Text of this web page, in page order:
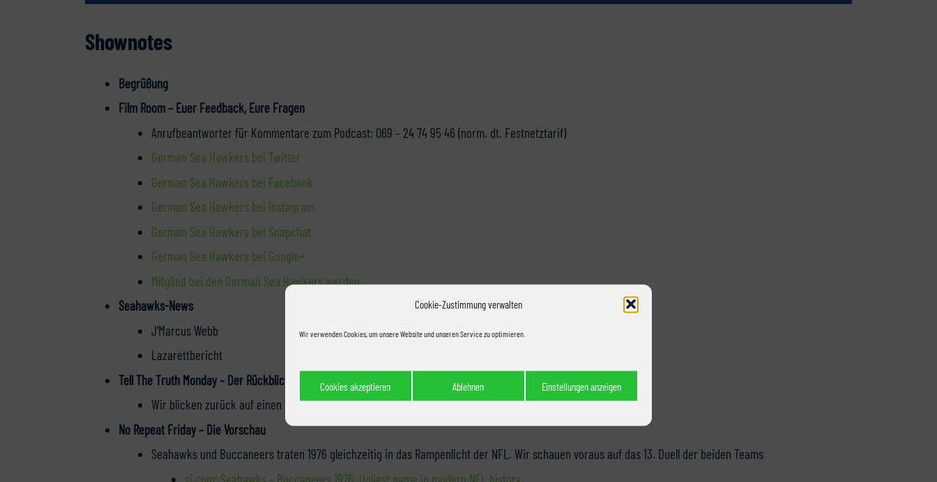
Cookie-Zustimmung verwalten
Wir verwenden Cookies, um unsere Website und unseren Service zu optimieren.
Cookies akzeptieren Ablehnen Einstellungen anzeigen
Shownotes
Begrüßung
Film Room – Euer Feedback, Eure Fragen
Anrufbeantworter für Kommentare zum Podcast: 069 – 24 74 95 46 (norm. dt. Festnetztarif)
German Sea Hawkers bei Twitter
German Sea Hawkers bei Facebook
German Sea Hawkers bei Instagram
German Sea Hawkers bei Snapchat
German Sea Hawkers bei Google+
Mitglied bei den German Sea Hawkers werden
Seahawks-News
J’Marcus Webb
Lazarettbericht
Tell The Truth Monday – Der Rückblick
Wir blicken zurück auf einen starken Heimsieg gegen die Philadelphia Eagles
No Repeat Friday – Die Vorschau
Seahawks und Buccaneers traten 1976 gleichzeitig in das Rampenlicht der NFL. Wir schauen voraus auf das 13. Duell der beiden Teams
si.com: Seahawks – Buccaneers 1976: Ugliest game in modern NFL history